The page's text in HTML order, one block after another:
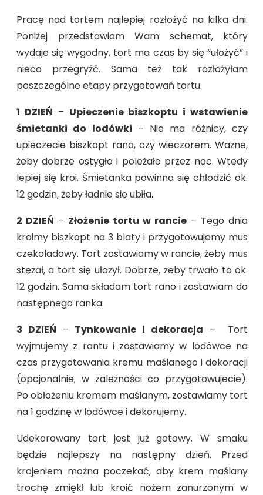
Pracę nad tortem najlepiej rozłożyć na kilka dni.
Poniżej przedstawiam Wam schemat, który
wydaje się wygodny, tort ma czas by się “ułożyć” i
nieco przegryźć. Sama też tak rozłożyłam
poszczególne etapy przygotowań tortu.
1 DZIEŃ – Upieczenie biszkoptu i wstawienie
śmietanki do lodówki – Nie ma różnicy, czy
upieczecie biszkopt rano, czy wieczorem. Ważne,
żeby dobrze ostygło i poleżało przez noc. Wtedy
lepiej się kroi. Śmietanka powinna się chłodzić ok.
12 godzin, żeby ładnie się ubiła.
2 DZIEŃ – Złożenie tortu w rancie – Tego dnia
kroimy biszkopt na 3 blaty i przygotowujemy mus
czekoladowy. Tort zostawiamy w rancie, żeby mus
stężał, a tort się ułożył. Dobrze, żeby trwało to ok.
12 godzin. Sama składam tort rano i zostawiam do
następnego ranka.
3 DZIEŃ – Tynkowanie i dekoracja – Tort
wyjmujemy z rantu i zostawiamy w lodówce na
czas przygotowania kremu maślanego i dekoracji
(opcjonalnie; w zależności co przygotowujecie).
Po obłożeniu kremem maślanym, zostawiamy tort
na 1 godzinę w lodówce i dekorujemy.
Udekorowany tort jest już gotowy. W smaku
będzie najlepszy na następny dzień. Przed
krojeniem można poczekać, aby krem maślany
trochę zmiękł lub kroić nożem zanurzonym w